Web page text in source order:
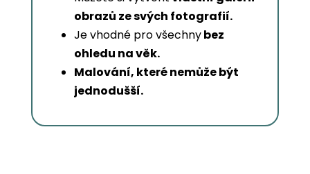
obrazů ze svých fotografií.
Je vhodné pro všechnybez
ohledu na věk.
Malování, které nemůže být
jednodušší.